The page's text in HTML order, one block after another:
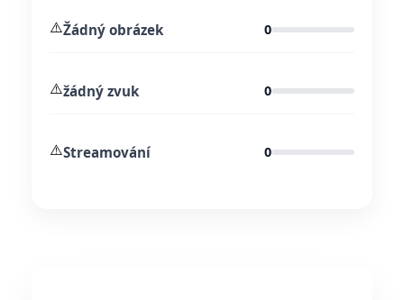
⚠️Žádný obrázek 0
⚠️žádný zvuk 0
⚠️Streamování 0